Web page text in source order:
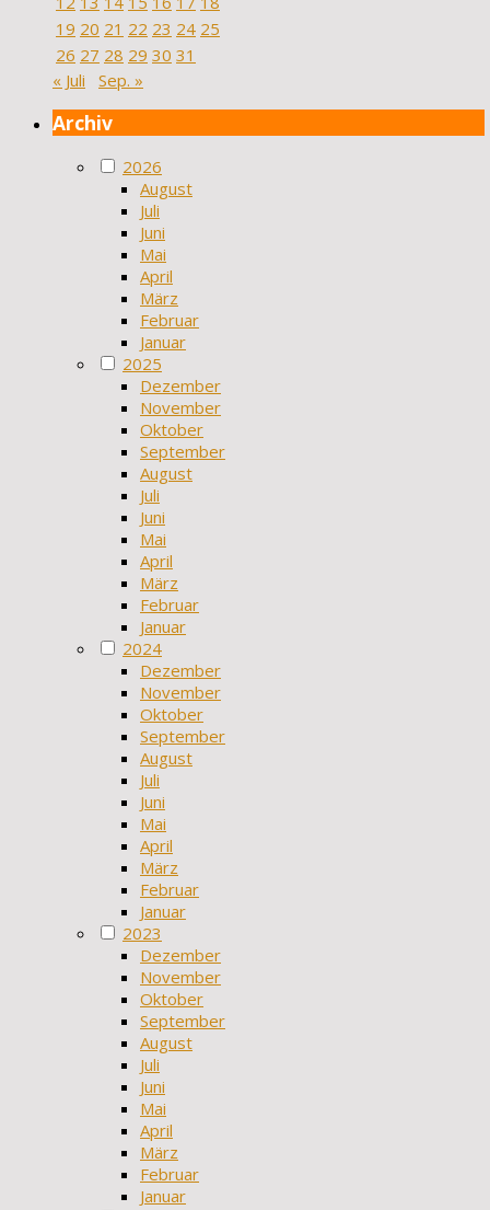
19 20 21 22 23 24 25
26 27 28 29 30 31
« Juli
Sep. »
Archiv
2026
August
Juli
Juni
Mai
April
März
Februar
Januar
2025
Dezember
November
Oktober
September
August
Juli
Juni
Mai
April
März
Februar
Januar
2024
Dezember
November
Oktober
September
August
Juli
Juni
Mai
April
März
Februar
Januar
2023
Dezember
November
Oktober
September
August
Juli
Juni
Mai
April
März
Februar
Januar